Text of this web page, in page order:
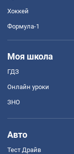
Хоккей
Формула-1
Моя школа
ГДЗ
Онлайн уроки
ЗНО
Авто
Тест Драйв